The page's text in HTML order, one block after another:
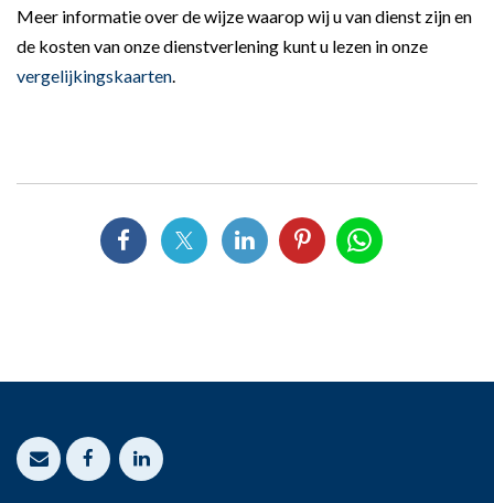
Meer informatie over de wijze waarop wij u van dienst zijn en
de kosten van onze dienstverlening kunt u lezen in onze
vergelijkingskaarten.